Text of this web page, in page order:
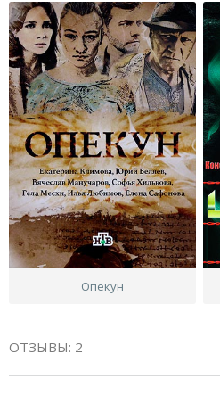
Опекун
ОТЗЫВЫ: 2